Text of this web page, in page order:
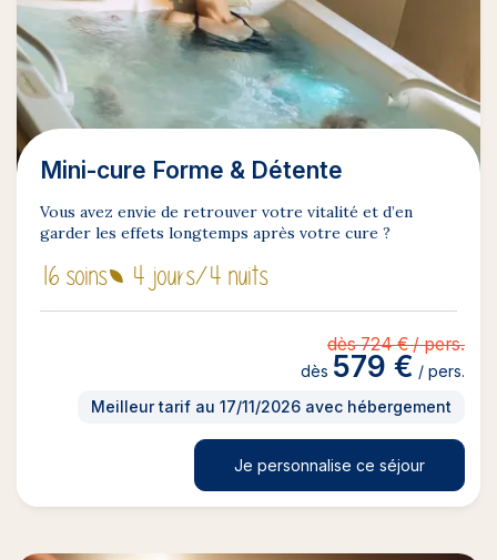
Mini-cure Forme & Détente
Vous avez envie de retrouver votre vitalité et d’en
garder les effets longtemps après votre cure ?
16 soins 4 jours/4 nuits
dès 724 € / pers.
dès 579 € / pers.
Meilleur tarif au 17/11/2026 avec hébergement
Je personnalise ce séjour